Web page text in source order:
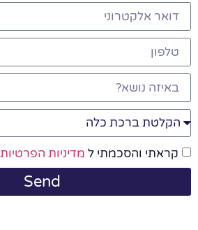
והסכמתי למדיניות הפרטיות